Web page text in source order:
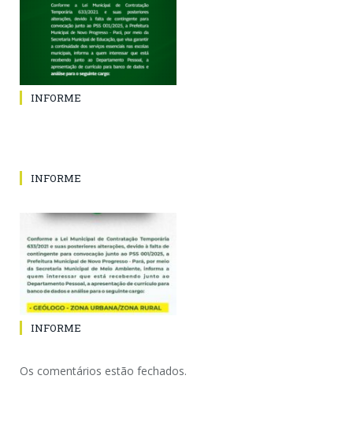
INFORME
INFORME
INFORME
Os comentários estão fechados.